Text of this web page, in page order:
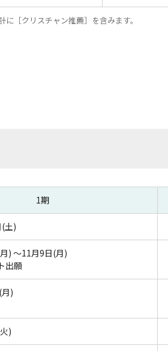
［クリスチャン推薦］を含みます。
1期
土)
) ～11月9日(月)
出願
)
)